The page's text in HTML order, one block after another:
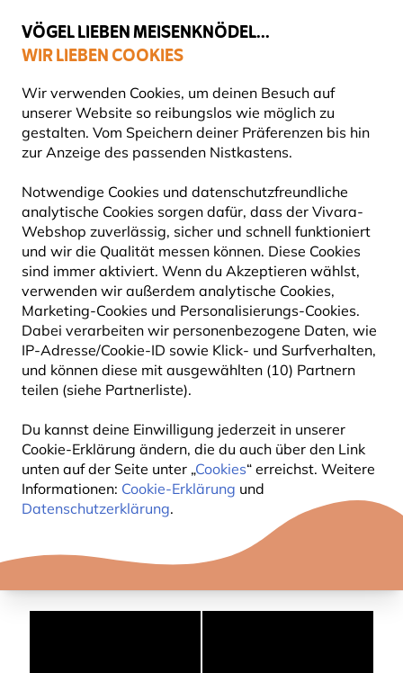
VÖGEL LIEBEN MEISENKNÖDEL...
WIR LIEBEN COOKIES
Wir verwenden Cookies, um deinen Besuch auf
unserer Website so reibungslos wie möglich zu
gestalten. Vom Speichern deiner Präferenzen bis hin
zur Anzeige des passenden Nistkastens.
Notwendige Cookies und datenschutzfreundliche
analytische Cookies sorgen dafür, dass der Vivara-
Webshop zuverlässig, sicher und schnell funktioniert
und wir die Qualität messen können. Diese Cookies
sind immer aktiviert. Wenn du Akzeptieren wählst,
verwenden wir außerdem analytische Cookies,
Marketing-Cookies und Personalisierungs-Cookies.
Dabei verarbeiten wir personenbezogene Daten, wie
IP-Adresse/Cookie-ID sowie Klick- und Surfverhalten,
und können diese mit ausgewählten (10) Partnern
teilen (siehe Partnerliste).
Du kannst deine Einwilligung jederzeit in unserer
Cookie-Erklärung ändern, die du auch über den Link
unten auf der Seite unter „Cookies“ erreichst. Weitere
Informationen: Cookie-Erklärung und
Datenschutzerklärung.
Gratis Versand ab 49 €
Ein Vogel, eine Minute
EIN VOGEL, EINE MINUTE
Lernen Sie Ihre Gartenvögel besser kennen!
Zusammen mit Kalle von "Ornithologie für
Anfänger" haben wir die Video-Serie "Ein Vogel,
eine Minute" entwickelt.
In dieser Serie präsentieren wir häufig
Fokus auf einer anderen Vogelart und werden
Ihnen, wie der Name der Serie verrät, in einer
Minute die wichtigsten Merkmale des jeweiligen
Gartenvogels näher gebracht.
Jeden Monat erscheint ein neues Video, also